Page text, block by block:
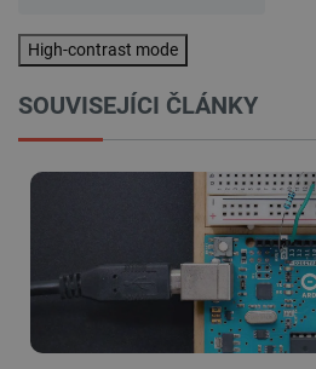
High-contrast mode
SOUVISEJÍCI ČLÁNKY